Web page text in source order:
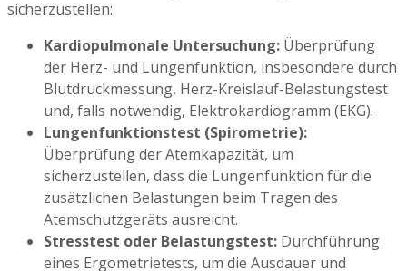
sicherzustellen:
Kardiopulmonale Untersuchung: Überprüfung
der Herz- und Lungenfunktion, insbesondere durch
Blutdruckmessung, Herz-Kreislauf-Belastungstest
und, falls notwendig, Elektrokardiogramm (EKG).
Lungenfunktionstest (Spirometrie):
Überprüfung der Atemkapazität, um
sicherzustellen, dass die Lungenfunktion für die
zusätzlichen Belastungen beim Tragen des
Atemschutzgeräts ausreicht.
Stresstest oder Belastungstest: Durchführung
eines Ergometrietests, um die Ausdauer und